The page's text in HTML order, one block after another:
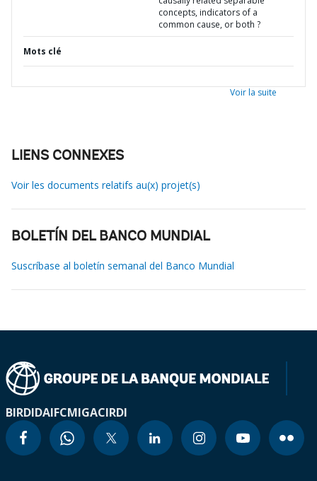
concepts, indicators of a
common cause, or both ?
Mots clé
Voir la suite
LIENS CONNEXES
Voir les documents relatifs au(x) projet(s)
BOLETÍN DEL BANCO MUNDIAL
Suscríbase al boletín semanal del Banco Mundial
BIRDIDAIFCMIGACIRDI